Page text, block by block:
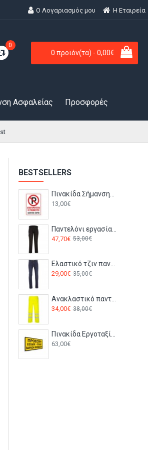
Ο Λογαριασμός μου H Εταιρεία
0
0 προϊόν(τα) - 0,00€
Ασφαλείας Προσφορές
BESTSELLERS
13,00€
Παντελόνι εργασίας KX3 Stretch T801 Portwest Μαύρο
47,70€ 53,00€
Ελαστικό τζιν παντελόνι SAN FRANCISCO Payper Μπλε Denim
29,00€ 35,00€
Ανακλαστικό παντελόνι εργασίας S487 Portwest ΚΙΤΡΙΝΟ
34,00€ 38,00€
63,00€